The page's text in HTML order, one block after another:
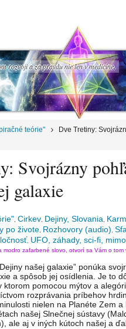
rozvoji a za pravdu nie len v medicíne.
teórie"
Dve Tretiny:
Svojrázny
galaxie
,Cirkev Dejiny, Slovania
po živote Rozhovory (audio)
UFO, záhady, sci-fi,
zafarbené slovo, otvorí sa Vám o tom
našej galaxie” ponúka
a spôsob jej osídlenia. Je to
ktorom pomocou mýtov a
rozprávania príbehov
nielen na Planéte Zem a
našej Slnečnej sústavy
ale aj v iných kútoch našej a